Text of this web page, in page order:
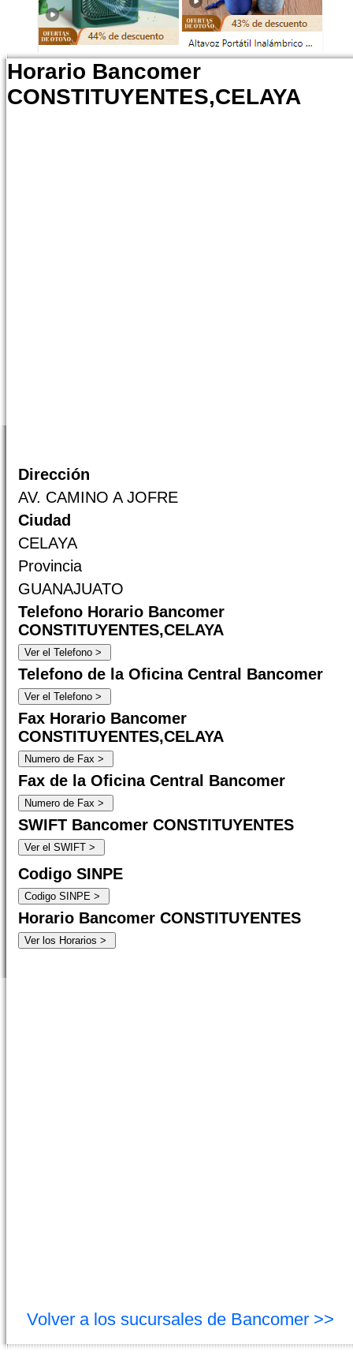
Horario Bancomer
CONSTITUYENTES,CELAYA
Dirección
AV. CAMINO A JOFRE
Ciudad
CELAYA
Provincia
GUANAJUATO
Telefono Horario Bancomer
CONSTITUYENTES,CELAYA
Telefono de la Oficina Central Bancomer
Fax Horario Bancomer
CONSTITUYENTES,CELAYA
Fax de la Oficina Central Bancomer
SWIFT Bancomer CONSTITUYENTES
Codigo SINPE
Horario Bancomer CONSTITUYENTES
Volver a los sucursales de Bancomer >>